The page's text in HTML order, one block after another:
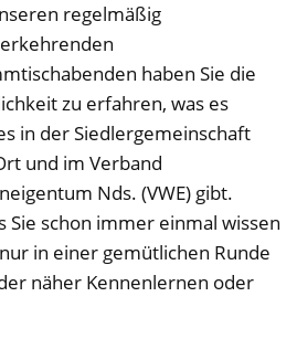
regelmäßig
haben Sie die
zu erfahren, was es
in der Siedlergemeinschaft
und im Verband
Nds. (VWE) gibt.
Sie schon immer einmal wissen
in einer gemütlichen Runde
näher Kennenlernen oder